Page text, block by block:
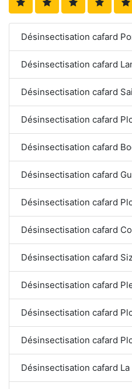
Désinsectisation cafard
Désinsectisation cafard
Désinsectisation cafard
Désinsectisation cafard
Désinsectisation cafard
Désinsectisation cafard
Désinsectisation cafard
Désinsectisation cafard
Désinsectisation cafard
Désinsectisation cafard
Désinsectisation cafard
Désinsectisation cafard
Désinsectisation cafard